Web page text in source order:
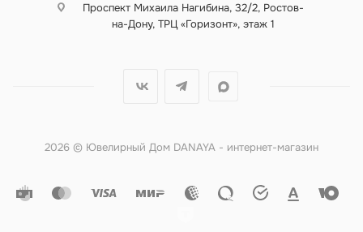
Проспект Михаила Нагибина, 32/2, Ростов-
на-Дону, ТРЦ «Горизонт», этаж 1
2026 © Ювелирный Дом DANAYA - интернет-магазин